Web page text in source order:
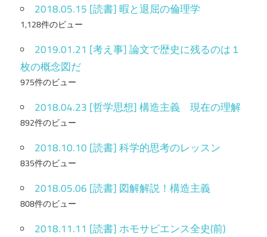
2018.05.15 [読書] 暇と退屈の倫理学
1,128件のビュー
2019.01.21 [考え事] 論文で歴史に残るのは１
枚の概念図だ
975件のビュー
2018.04.23 [哲学思想] 構造主義 現在の理解
892件のビュー
2018.10.10 [読書] 科学的思考のレッスン
835件のビュー
2018.05.06 [読書] 図解解説！構造主義
808件のビュー
2018.11.11 [読書] ホモサピエンス全史(前)